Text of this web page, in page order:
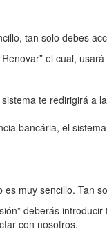
tan solo debes
el cual,
te redirigirá a
bancária, el
muy sencillo. Tan
deberás
con nosotros.